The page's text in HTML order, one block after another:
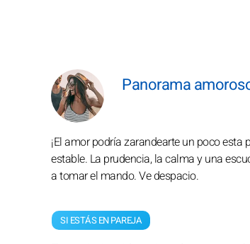
Panorama
¡El amor podría zarandearte un poco
estable. La prudencia, la calma y una
a tomar el mando. Ve despacio.
SI ESTÁS EN PAREJA